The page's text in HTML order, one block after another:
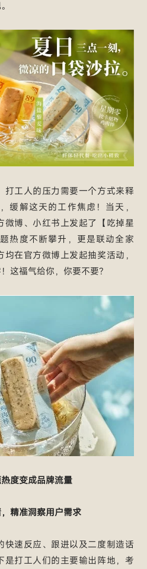
打工人的压力需要一个方式来释
缓解这天的工作焦虑！当天，
微博、小红书上发起了【吃掉星
热度不断攀升，更是联动全家
在官方微博上发起抽奖活动，
这福气给你，你要不要？
度变成品牌流量
精准洞察用户需求
快速反应、跟进以及二度制造话
是打工人们的主要输出阵地，考